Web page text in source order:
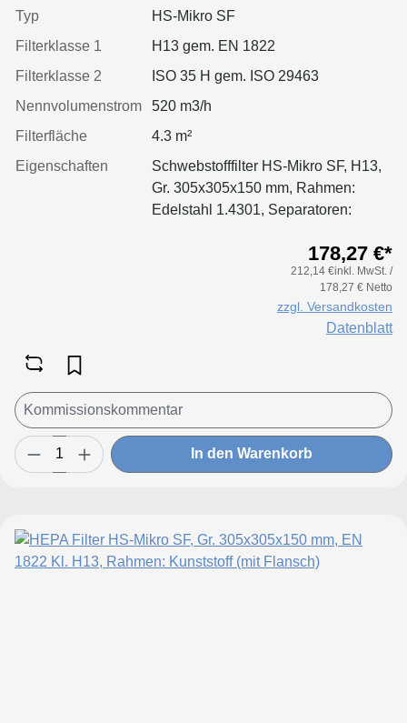
Typ
HS-Mikro SF
Filterklasse 1
H13 gem. EN 1822
Filterklasse 2
ISO 35 H gem. ISO 29463
Nennvolumenstrom
520 m3/h
Filterfläche
4.3 m²
Eigenschaften
Schwebstofffilter HS-Mikro SF, H13,
Gr. 305x305x150 mm, Rahmen:
Edelstahl 1.4301, Separatoren:
Filter: Applikation für größere
Luftmenge, geringeren Druckverlust
178,27 €*
212,14 €inkl. MwSt. /
178,27 € Netto
zzgl. Versandkosten
Datenblatt
In den Warenkorb